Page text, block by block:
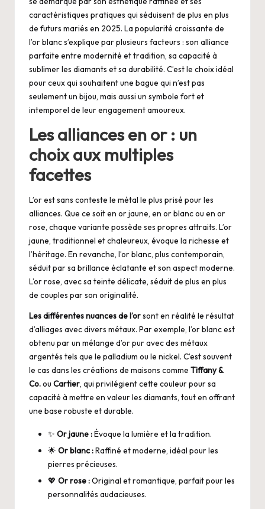
caractéristiques pratiques qui séduisent de plus en plus
de futurs mariés en 2025. La popularité croissante de
l’or blanc s’explique par plusieurs facteurs : son alliance
parfaite entre modernité et tradition, sa capacité à
sublimer les diamants et sa durabilité. C’est le choix idéal
pour ceux qui souhaitent une bague qui n’est pas
seulement un bijou, mais aussi un symbole fort et
intemporel de leur engagement amoureux.
Les alliances en or : un
choix aux multiples
facettes
L’or est sans conteste le métal le plus prisé pour les
alliances. Que ce soit en or jaune, en or blanc ou en or
rose, chaque variante possède ses propres attraits. L’or
jaune, traditionnel et chaleureux, évoque la richesse et
l’héritage. En revanche, l’or blanc, plus contemporain,
séduit par sa brillance éclatante et son aspect moderne.
L’or rose, avec sa teinte délicate, séduit de plus en plus
de couples par son originalité.
Les différentes nuances de l’orsont en réalité le résultat
d’alliages avec divers métaux. Par exemple, l’or blanc est
obtenu par un mélange d’or pur avec des métaux
argentés tels que le palladium ou le nickel. C’est souvent
le cas dans les créations de maisons comme Tiffany &
Co.ou Cartier, qui privilégient cette couleur pour sa
capacité à mettre en valeur les diamants, tout en offrant
une base robuste et durable.
✨ Or jaune :Évoque la lumière et la tradition.
🌟 Or blanc :Raffiné et moderne, idéal pour les
pierres précieuses.
💖 Or rose :Original et romantique, parfait pour les
personnalités audacieuses.